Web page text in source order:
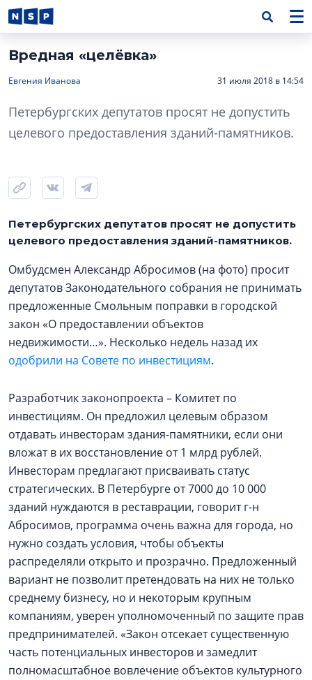
Вредная «целёвка»
Евгения Иванова 31 июля 2018 в 14:54
Петербургских депутатов просят не допустить
целевого предоставления зданий-памятников.
Петербургских депутатов просят не допустить
целевого предоставления зданий-памятников.
Омбудсмен Александр Абросимов (на фото) просит
депутатов Законодательного собрания не принимать
предложенные Смольным поправки в городской
закон «О предоставлении объектов
недвижимости…». Несколько недель назад их
одобрили на Совете по инвестициям.
Разработчик законопроекта – Комитет по
инвестициям. Он предложил целевым образом
отдавать инвесторам здания-памятники, если они
вложат в их восстановление от 1 млрд рублей.
Инвесторам предлагают присваивать статус
стратегических. В Петербурге от 7000 до 10 000
зданий нуждаются в реставрации, говорит г-н
Абросимов, программа очень важна для города, но
нужно создать условия, чтобы объекты
распределяли открыто и прозрачно. Предложенный
вариант не позволит претендовать на них не только
среднему бизнесу, но и некоторым крупным
компаниям, уверен уполномоченный по защите прав
предпринимателей. «Закон отсекает существенную
часть потенциальных инвесторов и замедлит
полномасштабное вовлечение объектов культурного